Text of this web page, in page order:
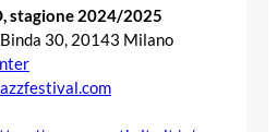
stagione 2024/2025
30, 20143 Milano